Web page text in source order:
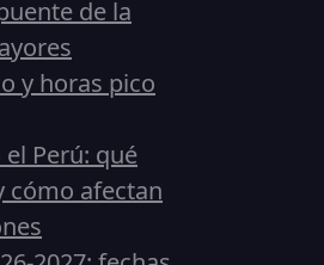
de la
y horas pico
Perú: qué
cómo afectan